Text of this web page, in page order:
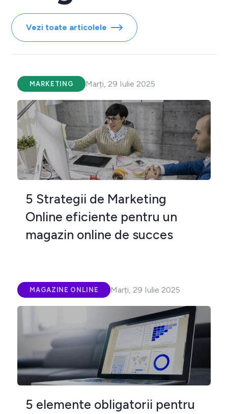
Vezi toate articolele
MARKETING Marți, 29 Iulie 2025
5 Strategii de Marketing
Online eficiente pentru un
magazin online de succes
MAGAZINE ONLINE Marți, 29 Iulie 2025
5 elemente obligatorii pentru